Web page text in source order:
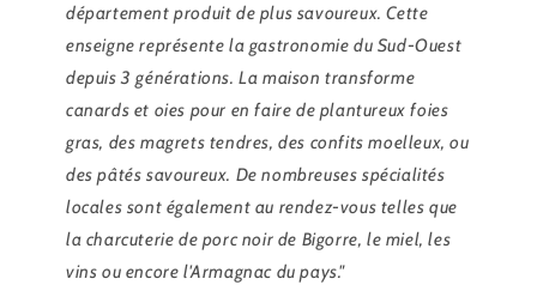
département produit de plus savoureux. Cette
enseigne représente la gastronomie du Sud-Ouest
depuis 3 générations. La maison transforme
canards et oies pour en faire de plantureux foies
gras, des magrets tendres, des confits moelleux, ou
des pâtés savoureux. De nombreuses spécialités
locales sont également au rendez-vous telles que
la charcuterie de porc noir de Bigorre, le miel, les
vins ou encore l'Armagnac du pays."